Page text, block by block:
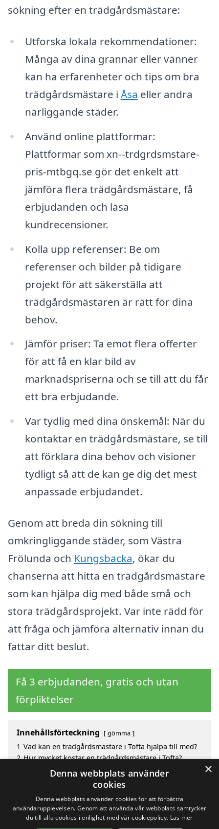
sökning efter en trädgårdsmästare:
Utforska lokala rekommendationer:
Många av dina grannar eller vänner
kan ha erfarenheter och tips om bra
trädgårdsmästare i Åsa eller andra
närliggande städer.
Använd online plattformar:
Plattformar som xn--trdgrdsmstare-
pris-mtbgq.se gör det enkelt att
jämföra flera trädgårdsmästare, få
erbjudanden och läsa
kundrecensioner.
Kolla upp referenser: Be om
referenser och bilder på tidigare
projekt för att säkerställa att
trädgårdsmästaren är rätt för dina
behov.
Jämför priser: Ta emot flera offerter
för att få en klar bild av
marknadspriserna och se till att du får
ett bra erbjudande.
Var tydlig med dina önskemål: När du
kontaktar en trädgårdsmästare, se till
att förklara dina behov och visioner
tydligt så att de kan ge dig det mest
anpassade erbjudandet.
Genom att breda din sökning till
omkringliggande städer, som Västra
Frölunda och Kungsbacka, ökar du
chanserna att hitta en trädgårdsmästare
som kan hjälpa dig med både små och
stora trädgårdsprojekt. Var inte rädd för
att fråga och jämföra alternativ innan du
fattar ditt beslut.
Få 3 erbjudanden, gratis och utan
förpliktelser
Innehållsförteckning gömma
1 Vad kan en trädgårdsmästare i Tofta hjälpa till med?
2 Hur mycket kostar en trädgårdsmästare i Tofta?
Fördelar med att välja trädgårdsmästare i Tofta
Sök efter en skicklig trädgårdsmästare i de
omgivande städerna Tofta
×
Denna webbplats använder
cookies
Denna webbplats använder cookies för att förbättra
användarupplevelsen. Genom att använda vår webbplats samtycker
du till alla cookies i enlighet med vår cookiepolicy. Läs mer